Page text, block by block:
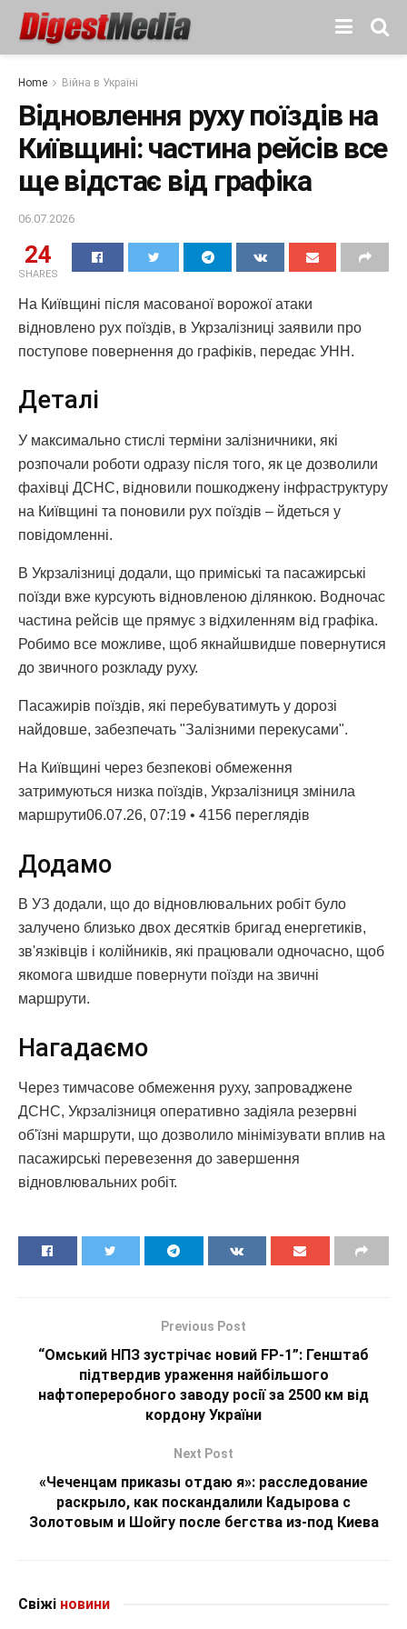
Home Війна в Україні
Відновлення руху поїздів на
Київщині: частина рейсів все
ще відстає від графіка
06.07.2026
24
SHARES
На Київщині після масованої ворожої атаки
відновлено рух поїздів, в Укрзалізниці заявили про
поступове повернення до графіків, передає УНН.
Деталі
У максимально стислі терміни залізничники, які
розпочали роботи одразу після того, як це дозволили
фахівці ДСНС, відновили пошкоджену інфраструктуру
на Київщині та поновили рух поїздів – йдеться у
повідомленні.
В Укрзалізниці додали, що приміські та пасажирські
поїзди вже курсують відновленою ділянкою. Водночас
частина рейсів ще прямує з відхиленням від графіка.
Робимо все можливе, щоб якнайшвидше повернутися
до звичного розкладу руху.
Пасажирів поїздів, які перебуватимуть у дорозі
найдовше, забезпечать "Залізними перекусами".
На Київщині через безпекові обмеження
затримуються низка поїздів, Укрзалізниця змінила
маршрути06.07.26, 07:19 • 4156 переглядiв
Додамо
В УЗ додали, що до відновлювальних робіт було
залучено близько двох десятків бригад енергетиків,
зв'язківців і колійників, які працювали одночасно, щоб
якомога швидше повернути поїзди на звичні
маршрути.
Нагадаємо
Через тимчасове обмеження руху, запроваджене
ДСНС, Укрзалізниця оперативно задіяла резервні
об'їзні маршрути, що дозволило мінімізувати вплив на
пасажирські перевезення до завершення
відновлювальних робіт.
Previous Post
“Омський НПЗ зустрічає новий FP-1”: Генштаб
підтвердив ураження найбільшого
нафтопереробного заводу росії за 2500 км від
кордону України
Next Post
«Чеченцам приказы отдаю я»: расследование
раскрыло, как поскандалили Кадырова с
Золотовым и Шойгу после бегства из-под Киева
Свіжі новини